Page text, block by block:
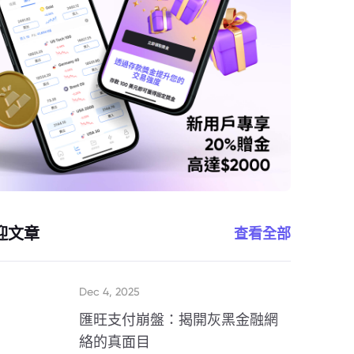
文章 查看全部
Dec 4, 2025
匯旺支付崩盤：揭開灰黑金融網
絡的真面目